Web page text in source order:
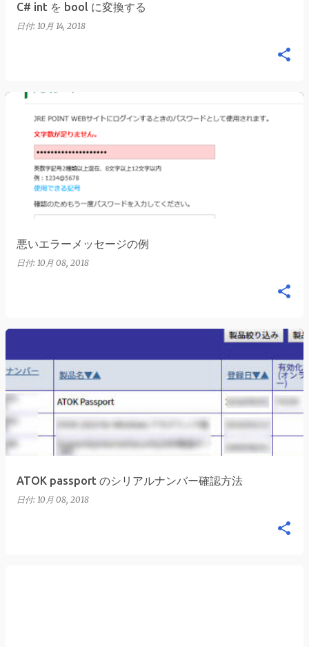
C# int を bool に変換する
日付: 10月 14, 2018
悪いエラーメッセージの例
日付: 10月 08, 2018
ATOK passport のシリアルナンバー確認方法
日付: 10月 08, 2018